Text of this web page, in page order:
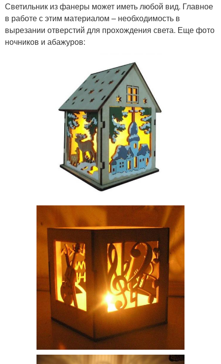
Светильник из фанеры может иметь любой вид. Главное
в работе с этим материалом – необходимость в
вырезании отверстий для прохождения света. Еще фото
ночников и абажуров: